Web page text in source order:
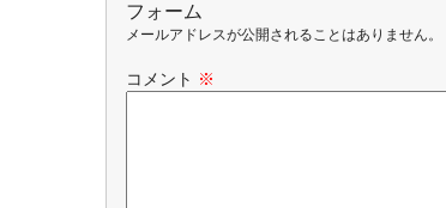
フォーム
メールアドレスが公開されることはありません。
コメント ※